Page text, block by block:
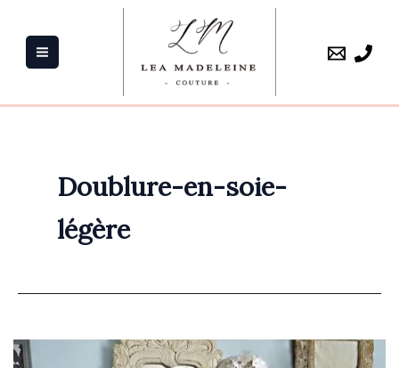
contenu
Doublure-en-soie-
légère